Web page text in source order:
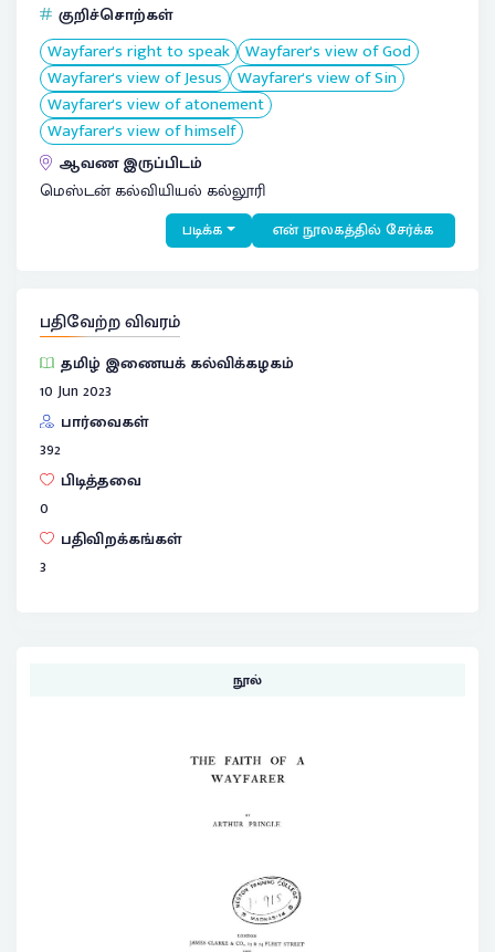
குறிச்சொற்கள்
Wayfarer's right to speak Wayfarer's view of God
Wayfarer's view of Jesus Wayfarer's view of Sin
Wayfarer's view of atonement
Wayfarer's view of himself
ஆவண இருப்பிடம்
மெஸ்டன் கல்வியியல் கல்லூரி
படிக்க என் நூலகத்தில் சேர்க்க
பதிவேற்ற விவரம்
தமிழ் இணையக் கல்விக்கழகம்
10 Jun 2023
பார்வைகள்
392
பிடித்தவை
0
பதிவிறக்கங்கள்
3
நூல்